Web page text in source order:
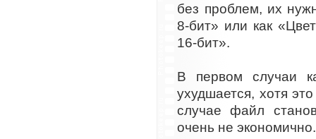
без проблем, их
8-бит» или как
16-бит».
В первом случаи
ухудшается, хотя
случае файл
очень не экономично.